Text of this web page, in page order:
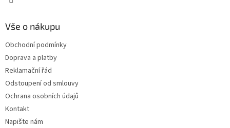
Vše o nákupu
Obchodní podmínky
Doprava a platby
Reklamační řád
Odstoupení od smlouvy
Ochrana osobních údajů
Kontakt
Napište nám